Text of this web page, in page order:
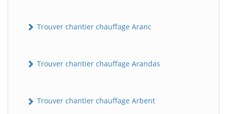
Trouver chantier chauffage Aranc
Trouver chantier chauffage Arandas
Trouver chantier chauffage Arbent